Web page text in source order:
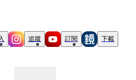
追蹤 訂閱 下載